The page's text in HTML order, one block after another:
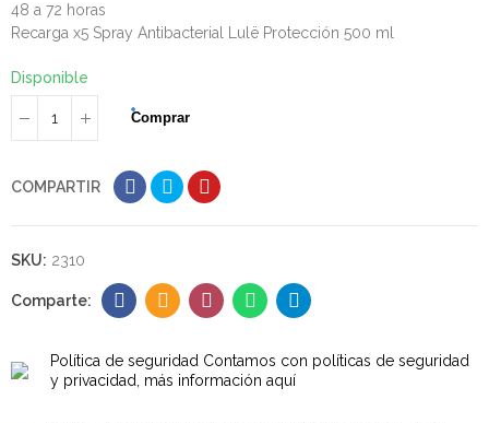
48 a 72 horas
Recarga x5 Spray Antibacterial Lulë Protección 500 ml
Disponible
Comprar
COMPARTIR
SKU: 2310
Política de seguridad Contamos con políticas de seguridad
y privacidad, más información aquí